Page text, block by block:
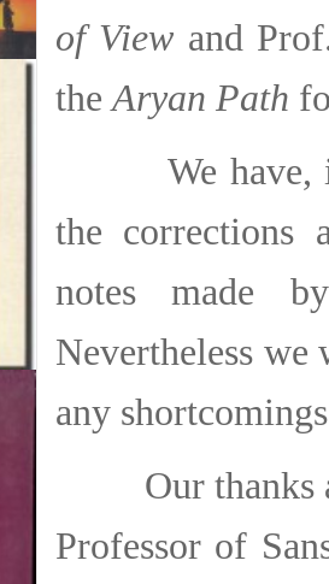
of View and
theAryan Path
We have, in
the cor­rections
notes made
Nevertheless we
any
Our thanks
Professor of